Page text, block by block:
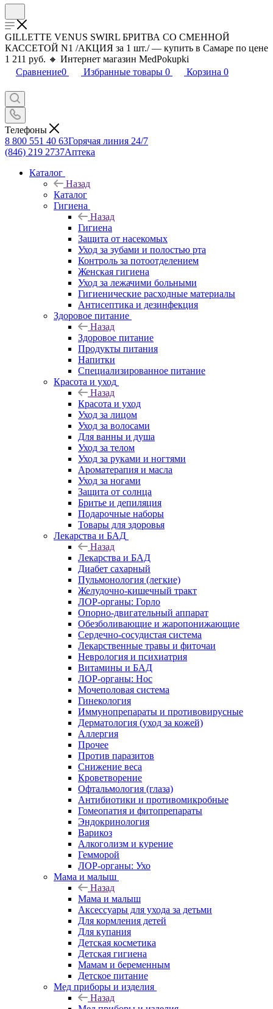
GILLETTE VENUS SWIRL БРИТВА СО СМЕННОЙ
КАССЕТОЙ N1 /АКЦИЯ за 1 шт./ — купить в Самаре по цене
1 211 руб. 🔸 Интернет магазин MedPokupki
Сравнение0 Избранные товары 0 Корзина 0
Телефоны
8 800 551 40 63Горячая линия 24/7
(846) 219 2737Аптека
Каталог
Назад
Каталог
Гигиена
Назад
Гигиена
Защита от насекомых
Уход за зубами и полостью рта
Контроль за потоотделением
Женская гигиена
Уход за лежачими больными
Гигиенические расходные материалы
Антисептика и дезинфекция
Здоровое питание
Назад
Здоровое питание
Продукты питания
Напитки
Специализированное питание
Красота и уход
Назад
Красота и уход
Уход за лицом
Уход за волосами
Для ванны и душа
Уход за телом
Уход за руками и ногтями
Ароматерапия и масла
Уход за ногами
Защита от солнца
Бритье и депиляция
Подарочные наборы
Товары для здоровья
Лекарства и БАД
Назад
Лекарства и БАД
Диабет сахарный
Пульмонология (легкие)
Желудочно-кишечный тракт
ЛОР-органы: Горло
Опорно-двигательный аппарат
Обезболивающие и жаропонижающие
Сердечно-сосудистая система
Лекарственные травы и фиточаи
Неврология и психиатрия
Витамины и БАД
ЛОР-органы: Нос
Мочеполовая система
Гинекология
Иммунопрепараты и противовирусные
Дерматология (уход за кожей)
Аллергия
Прочее
Против паразитов
Снижение веса
Кроветворение
Офтальмология (глаза)
Антибиотики и противомикробные
Гомеопатия и фитопрепараты
Эндокринология
Варикоз
Алкоголизм и курение
Гемморой
ЛОР-органы: Ухо
Мама и малыш
Назад
Мама и малыш
Аксессуары для ухода за детьми
Для кормления детей
Для купания
Детская косметика
Детская гигиена
Мамам и беременным
Детское питание
Мед приборы и изделия
Назад